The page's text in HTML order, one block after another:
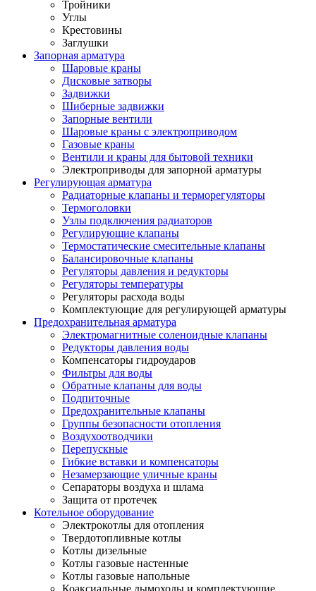
Тройники
Углы
Крестовины
Заглушки
Запорная арматура
Шаровые краны
Дисковые затворы
Задвижки
Шиберные задвижки
Запорные вентили
Шаровые краны с электроприводом
Газовые краны
Вентили и краны для бытовой техники
Электроприводы для запорной арматуры
Регулирующая арматура
Радиаторные клапаны и терморегуляторы
Термоголовки
Узлы подключения радиаторов
Регулирующие клапаны
Термостатические смесительные клапаны
Балансировочные клапаны
Регуляторы давления и редукторы
Регуляторы температуры
Регуляторы расхода воды
Комплектующие для регулирующей арматуры
Предохранительная арматура
Электромагнитные соленоидные клапаны
Редукторы давления воды
Компенсаторы гидроударов
Фильтры для воды
Обратные клапаны для воды
Подпиточные
Предохранительные клапаны
Группы безопасности отопления
Воздухоотводчики
Перепускные
Гибкие вставки и компенсаторы
Незамерзающие уличные краны
Сепараторы воздуха и шлама
Защита от протечек
Котельное оборудование
Электрокотлы для отопления
Твердотопливные котлы
Котлы дизельные
Котлы газовые настенные
Котлы газовые напольные
Коаксиальные дымоходы и комплектующие